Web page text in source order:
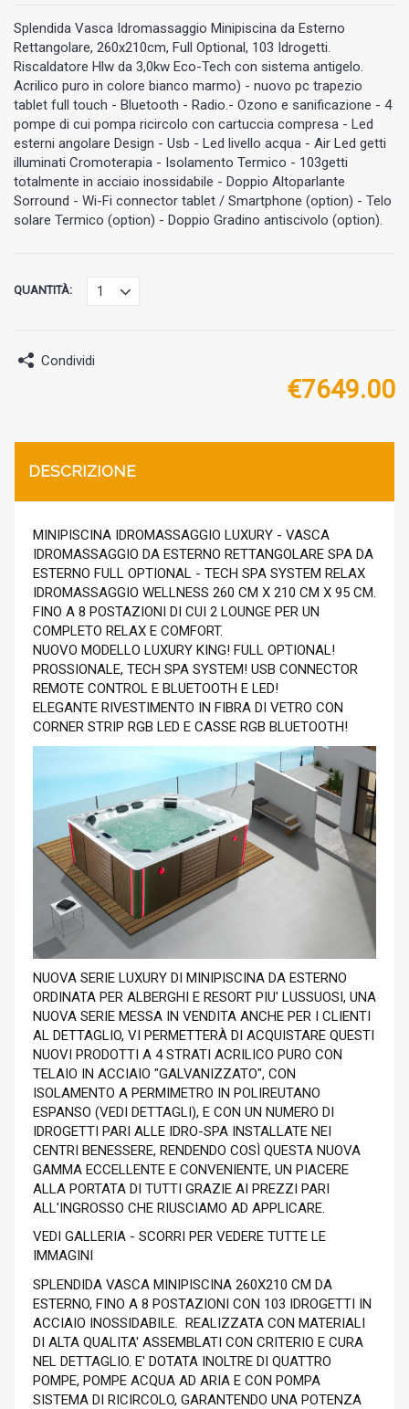
Splendida Vasca Idromassaggio Minipiscina da Esterno
Rettangolare, 260x210cm, Full Optional, 103 Idrogetti.
Riscaldatore Hlw da 3,0kw Eco-Tech con sistema antigelo.
Acrilico puro in colore bianco marmo) - nuovo pc trapezio
tablet full touch - Bluetooth - Radio.- Ozono e sanificazione - 4
pompe di cui pompa ricircolo con cartuccia compresa - Led
esterni angolare Design - Usb - Led livello acqua - Air Led getti
illuminati Cromoterapia - Isolamento Termico - 103getti
totalmente in acciaio inossidabile - Doppio Altoparlante
Sorround - Wi-Fi connector tablet / Smartphone (option) - Telo
solare Termico (option) - Doppio Gradino antiscivolo (option).
QUANTITÀ:
Condividi
€7649.00
DESCRIZIONE
MINIPISCINA IDROMASSAGGIO LUXURY - VASCA
IDROMASSAGGIO DA ESTERNO RETTANGOLARE SPA DA
ESTERNO FULL OPTIONAL - TECH SPA SYSTEM RELAX
IDROMASSAGGIO WELLNESS 260 CM X 210 CM X 95 CM.
FINO A 8 POSTAZIONI DI CUI 2 LOUNGE PER UN
COMPLETO RELAX E COMFORT.
NUOVO MODELLO LUXURY KING! FULL OPTIONAL!
PROSSIONALE, TECH SPA SYSTEM! USB CONNECTOR
REMOTE CONTROL E BLUETOOTH E LED!
ELEGANTE RIVESTIMENTO IN FIBRA DI VETRO CON
CORNER STRIP RGB LED E CASSE RGB BLUETOOTH!
NUOVA SERIE LUXURY DI MINIPISCINA DA ESTERNO
ORDINATA PER ALBERGHI E RESORT PIU' LUSSUOSI, UNA
NUOVA SERIE MESSA IN VENDITA ANCHE PER I CLIENTI
AL DETTAGLIO, VI PERMETTERÀ DI ACQUISTARE QUESTI
NUOVI PRODOTTI A 4 STRATI ACRILICO PURO CON
TELAIO IN ACCIAIO "GALVANIZZATO", CON
ISOLAMENTO A PERMIMETRO IN POLIREUTANO
ESPANSO (VEDI DETTAGLI), E CON UN NUMERO DI
IDROGETTI PARI ALLE IDRO-SPA INSTALLATE NEI
CENTRI BENESSERE, RENDENDO COSÌ QUESTA NUOVA
GAMMA ECCELLENTE E CONVENIENTE, UN PIACERE
ALLA PORTATA DI TUTTI GRAZIE AI PREZZI PARI
ALL'INGROSSO CHE RIUSCIAMO AD APPLICARE.
VEDI GALLERIA - SCORRI PER VEDERE TUTTE LE
IMMAGINI
SPLENDIDA VASCA MINIPISCINA 260X210 CM DA
ESTERNO, FINO A 8 POSTAZIONI CON 103 IDROGETTI IN
ACCIAIO INOSSIDABILE. REALIZZATA CON MATERIALI
DI ALTA QUALITA' ASSEMBLATI CON CRITERIO E CURA
NEL DETTAGLIO. E' DOTATA INOLTRE DI QUATTRO
POMPE, POMPE ACQUA AD ARIA E CON POMPA
SISTEMA DI RICIRCOLO, GARANTENDO UNA POTENZA